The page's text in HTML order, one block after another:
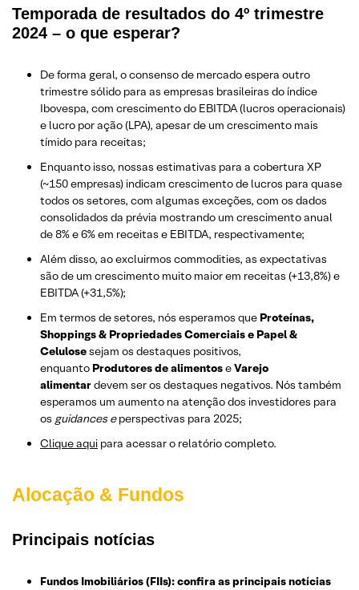
Temporada de resultados do 4º trimestre
2024 – o que esperar?
De forma geral, o consenso de mercado espera outro
trimestre sólido para as empresas brasileiras do índice
Ibovespa, com crescimento do EBITDA (lucros operacionais)
e lucro por ação (LPA), apesar de um crescimento mais
tímido para receitas;
Enquanto isso, nossas estimativas para a cobertura XP
(~150 empresas) indicam crescimento de lucros para quase
todos os setores, com algumas exceções, com os dados
consolidados da prévia mostrando um crescimento anual
de 8% e 6% em receitas e EBITDA, respectivamente;
Além disso, ao excluirmos commodities, as expectativas
são de um crescimento muito maior em receitas (+13,8%) e
EBITDA (+31,5%);
Em termos de setores, nós esperamos que Proteínas,
Shoppings & Propriedades Comerciais e Papel &
Celulosesejam os destaques positivos,
enquanto Produtores de alimentoseVarejo
alimentardevem ser os destaques negativos. Nós também
esperamos um aumento na atenção dos investidores para
os guidances eperspectivas para 2025;
Clique aqui para acessar o relatório completo.
Alocação & Fundos
Principais notícias
Fundos Imobiliários (FIIs): confira as principais notícias